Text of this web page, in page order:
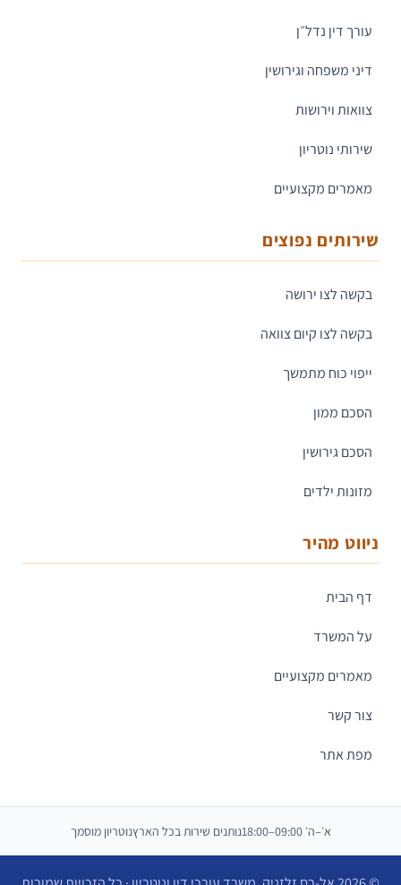
עורך דין נדל״ן
דיני משפחה וגירושין
צוואות וירושות
שירותי נוטריון
מאמרים מקצועיים
שירותים נפוצים
בקשה לצו ירושה
בקשה לצו קיום צוואה
ייפוי כוח מתמשך
הסכם ממון
הסכם גירושין
מזונות ילדים
ניווט מהיר
דף הבית
על המשרד
מאמרים מקצועיים
צור קשר
מפת אתר
א׳–ה׳ 09:00–18:00 נותנים שירות בכל הארץנוטריון מוסמך